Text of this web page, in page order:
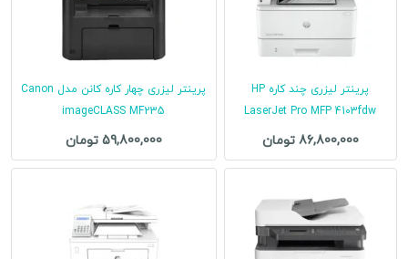
پرینتر لیزری چند کاره HP
LaserJet Pro MFP 4103fdw
86,800,000 تومان
پرینتر لیزری چهار کاره کانن مدل Canon
imageCLASS MF235
59,800,000 تومان